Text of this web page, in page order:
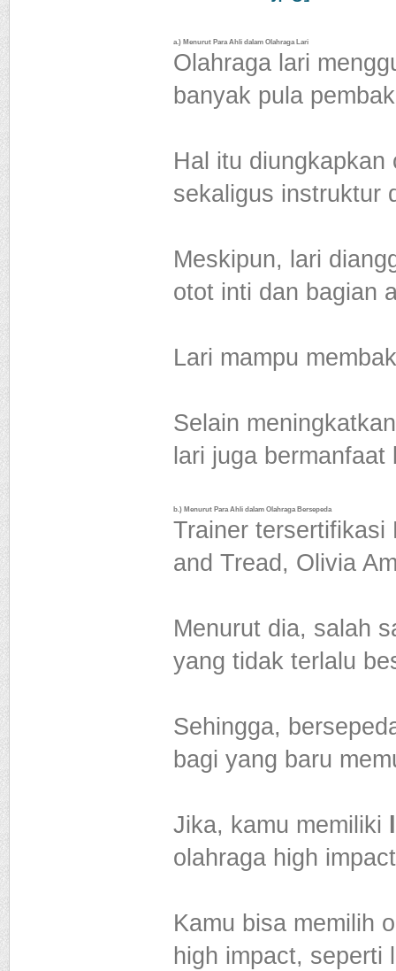
a.) Menurut Para Ahli dalam Olahraga Lari
Olahraga lari
banyak pula
Hal itu
sekaligus instruktur
Meskipun, lari
otot inti dan bagian
Lari mampu
Selain
lari juga
b.) Menurut Para Ahli dalam Olahraga Bersepeda
Trainer tersertifikasi
and Tread, Olivia
Menurut dia, salah
yang tidak terlalu
Sehingga,
bagi yang baru
Jika, kamu memiliki
olahraga high
Kamu bisa memilih
high impact, seperti